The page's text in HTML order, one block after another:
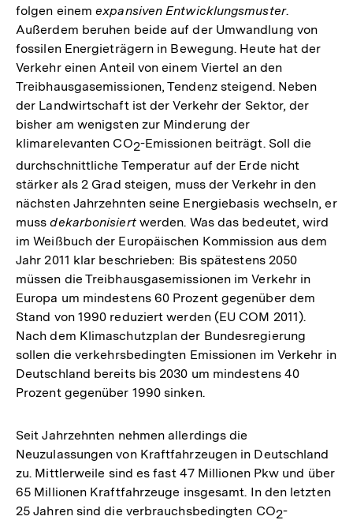
folgen einemexpansiven Entwicklungsmuster.
Außerdem beruhen beide auf der Umwandlung von
fossilen Energieträgern in Bewegung. Heute hat der
Verkehr einen Anteil von einem Viertel an den
Treibhausgasemissionen, Tendenz steigend. Neben
der Landwirtschaft ist der Verkehr der Sektor, der
bisher am wenigsten zur Minderung der
klimarelevanten CO2-Emissionen beiträgt. Soll die
durchschnittliche Temperatur auf der Erde nicht
stärker als 2 Grad steigen, muss der Verkehr in den
nächsten Jahrzehnten seine Energiebasis wechseln, er
mussdekarbonisiertwerden. Was das bedeutet, wird
im Weißbuch der Europäischen Kommission aus dem
Jahr 2011 klar beschrieben: Bis spätestens 2050
müssen die Treibhausgasemissionen im Verkehr in
Europa um mindestens 60 Prozent gegenüber dem
Stand von 1990 reduziert werden (EU COM 2011).
Nach dem Klimaschutzplan der Bundesregierung
sollen die verkehrsbedingten Emissionen im Verkehr in
Deutschland bereits bis 2030 um mindestens 40
Prozent gegenüber 1990 sinken.
Seit Jahrzehnten nehmen allerdings die
Neuzulassungen von Kraftfahrzeugen in Deutschland
zu. Mittlerweile sind es fast 47 Millionen Pkw und über
65 Millionen Kraftfahrzeuge insgesamt. In den letzten
25 Jahren sind die verbrauchsbedingten CO2-